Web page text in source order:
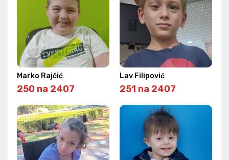
Marko Rajčić
250 na 2407
Lav Filipović
251 na 2407